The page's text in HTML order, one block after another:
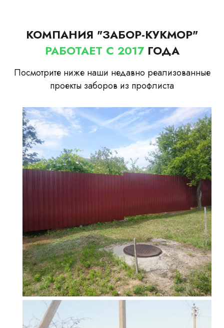
КОМПАНИЯ "ЗАБОР-КУКМОР"
РАБОТАЕТ С 2017ГОДА
Посмотрите ниже наши недавно реализованные
проекты заборов из профлиста